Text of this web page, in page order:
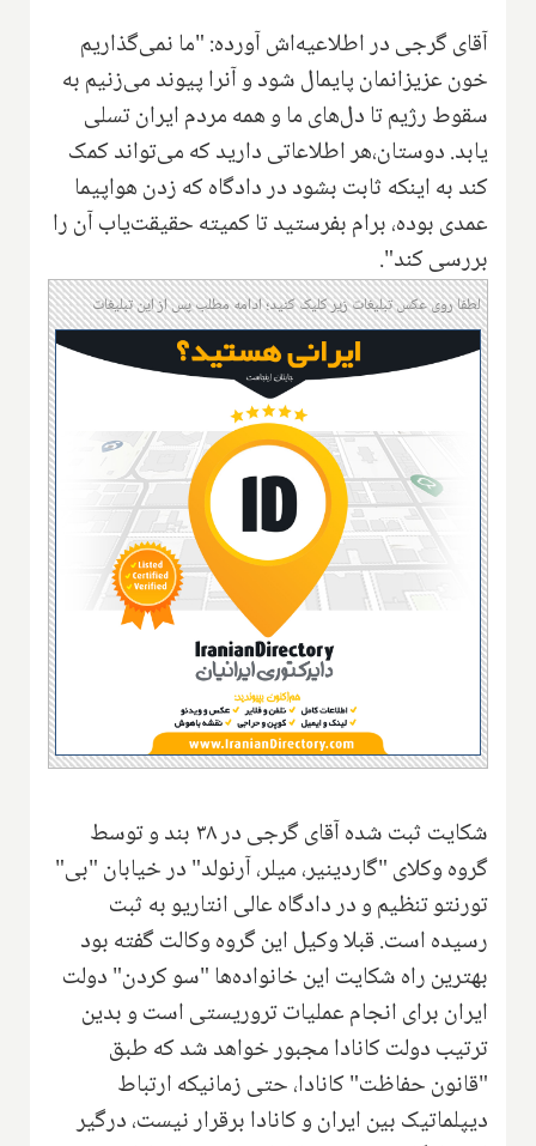
آقای گرجی در اطلاعیه‌اش آورده: "ما نمی‌گذاریم
خون عزیزانمان پایمال شود و آنرا پیوند می‌زنیم به
سقوط رژیم تا دل‌های ما و همه مردم ایران تسلی
یابد. دوستان،هر اطلاعاتی دارید که می‌تواند کمک
کند به اینکه ثابت بشود در دادگاه که زدن هواپیما
عمدی بوده، برام بفرستید تا کمیته حقیقت‌یاب آن را
بررسی کند".
لطفا روی عکس تبلیغات زیر کلیک کنید؛ ادامه مطلب پس از این تبلیغات
شکایت ثبت شده آقای گرجی در ۳۸ بند و توسط
گروه وکلای "گاردینیر، میلر، آرنولد" در خیابان "بی"
تورنتو تنظیم و در دادگاه عالی انتاریو به ثبت
رسیده است. قبلا وکیل این گروه وکالت گفته بود
بهترین راه شکایت این خانواده‌ها "سو کردن" دولت
ایران برای انجام عملیات تروریستی است و بدین
ترتیب دولت کانادا مجبور خواهد شد که طبق
"قانون حفاظت" کانادا، حتی زمانیکه ارتباط
دیپلماتیک بین ایران و کانادا برقرار نیست، درگیر